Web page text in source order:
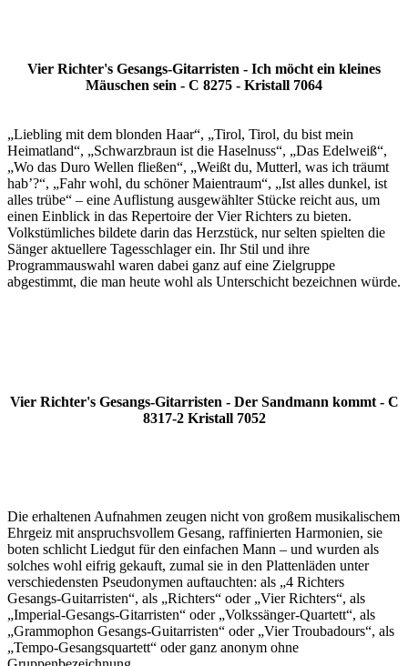
Vier Richter's Gesangs-Gitarristen - Ich möcht ein kleines
Mäuschen sein - C 8275 - Kristall 7064
„Liebling mit dem blonden Haar“, „Tirol, Tirol, du bist mein
Heimatland“, „Schwarzbraun ist die Haselnuss“, „Das Edelweiß“,
„Wo das Duro Wellen fließen“, „Weißt du, Mutterl, was ich träumt
hab’?“, „Fahr wohl, du schöner Maientraum“, „Ist alles dunkel, ist
alles trübe“ – eine Auflistung ausgewählter Stücke reicht aus, um
einen Einblick in das Repertoire der Vier Richters zu bieten.
Volkstümliches bildete darin das Herzstück, nur selten spielten die
Sänger aktuellere Tagesschlager ein. Ihr Stil und ihre
Programmauswahl waren dabei ganz auf eine Zielgruppe
abgestimmt, die man heute wohl als Unterschicht bezeichnen würde.
Vier Richter's Gesangs-Gitarristen - Der Sandmann kommt - C
8317-2 Kristall 7052
Die erhaltenen Aufnahmen zeugen nicht von großem musikalischem
Ehrgeiz mit anspruchsvollem Gesang, raffinierten Harmonien, sie
boten schlicht Liedgut für den einfachen Mann – und wurden als
solches wohl eifrig gekauft, zumal sie in den Plattenläden unter
verschiedensten Pseudonymen auftauchten: als „4 Richters
Gesangs-Guitarristen“, als „Richters“ oder „Vier Richters“, als
„Imperial-Gesangs-Gitarristen“ oder „Volkssänger-Quartett“, als
„Grammophon Gesangs-Guitarristen“ oder „Vier Troubadours“, als
„Tempo-Gesangsquartett“ oder ganz anonym ohne